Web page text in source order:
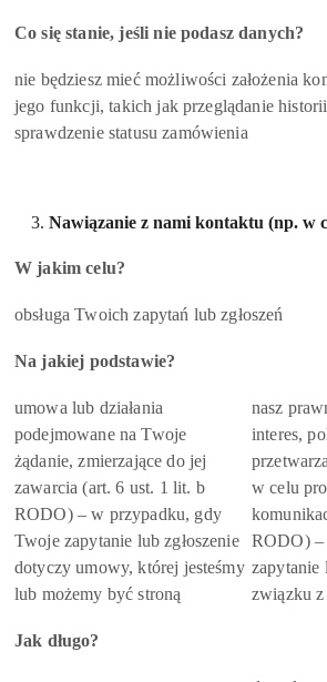
Co się stanie, jeśli nie podasz danych?
nie będziesz mieć możliwości założenia
jego funkcji, takich jak przeglądanie
sprawdzenie statusu zamówienia
Nawiązanie z nami kontaktu (np. w
W jakim celu?
obsługa Twoich zapytań lub zgłoszeń
Na jakiej podstawie?
umowa lub działania
podejmowane na Twoje
żądanie, zmierzające do jej
zawarcia (art. 6 ust. 1 lit. b
RODO) – w przypadku, gdy
Twoje zapytanie lub zgłoszenie
dotyczy umowy, której jesteśmy
lub możemy być stroną
nasz
interes,
w celu
RODO) –
zapytanie
związku z
Jak długo?